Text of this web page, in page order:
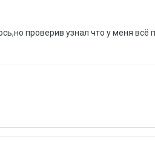
проверив узнал что у меня